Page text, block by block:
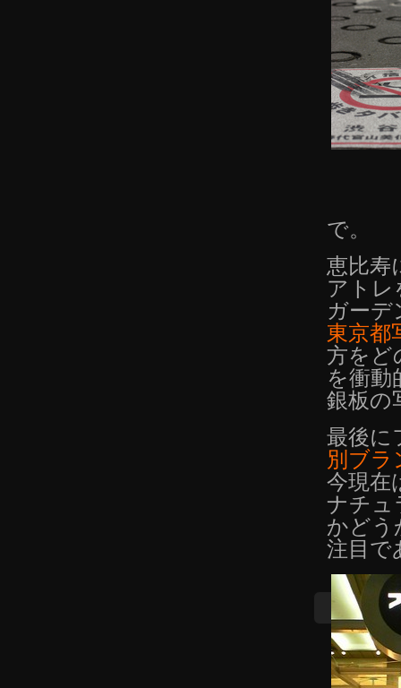
で。
恵比寿
アトレ
ガー
東京都
方をど
を衝動
銀板の
最後に
別ブラ
今現在
ナチュ
かどう
注目で